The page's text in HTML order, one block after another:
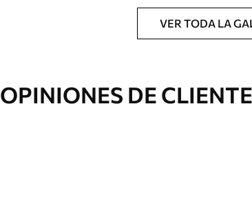
VER TODA LA
OPINIONES DE